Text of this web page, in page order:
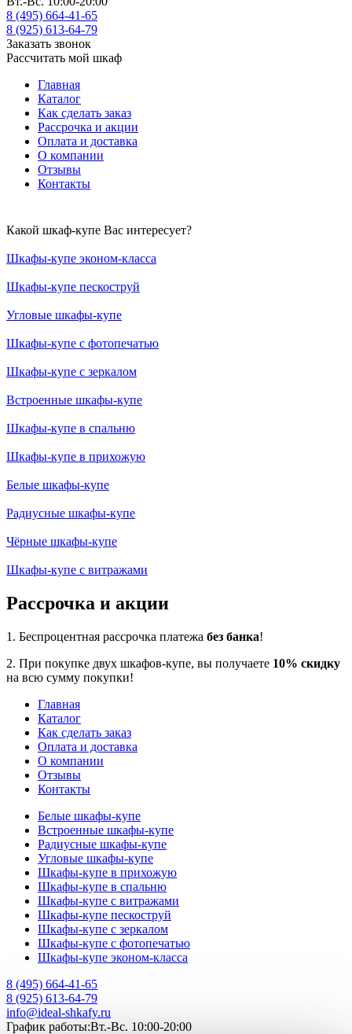
8 (495) 664-41-65
8 (925) 613-64-79
Заказать звонок
Рассчитать мой шкаф
Главная
Каталог
Как сделать заказ
Рассрочка и акции
Оплата и доставка
О компании
Отзывы
Контакты
Какой шкаф-купе Вас интересует?
Шкафы-купе эконом-класса
Шкафы-купе пескоструй
Угловые шкафы-купе
Шкафы-купе с фотопечатью
Шкафы-купе с зеркалом
Встроенные шкафы-купе
Шкафы-купе в спальню
Шкафы-купе в прихожую
Белые шкафы-купе
Радиусные шкафы-купе
Чёрные шкафы-купе
Шкафы-купе с витражами
Рассрочка и акции
1. Беспроцентная рассрочка платежа без банка!
2. При покупке двух шкафов-купе, вы получаете 10% скидку
на всю сумму покупки!
Главная
Каталог
Как сделать заказ
Оплата и доставка
О компании
Отзывы
Контакты
Белые шкафы-купе
Встроенные шкафы-купе
Радиусные шкафы-купе
Угловые шкафы-купе
Шкафы-купе в прихожую
Шкафы-купе в спальню
Шкафы-купе с витражами
Шкафы-купе пескоструй
Шкафы-купе с зеркалом
Шкафы-купе с фотопечатью
Шкафы-купе эконом-класса
8 (495) 664-41-65
8 (925) 613-64-79
info@ideal-shkafy.ru
График работы:Вт.-Вс. 10:00-20:00